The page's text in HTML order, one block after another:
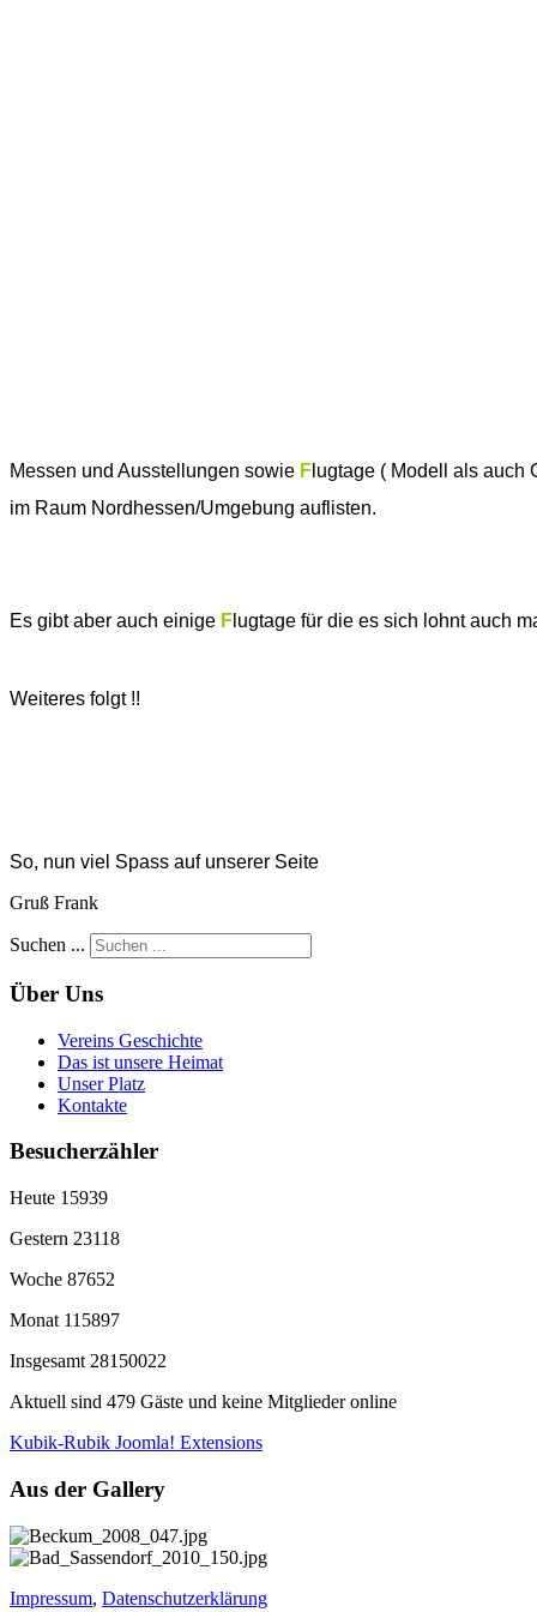
Messen und Ausstellungen sowie F lugtage ( Modell als auch
im Raum Nordhessen/Umgebung auflisten.
Es gibt aber auch einige F lugtage für die es sich lohnt auch
Weiteres folgt!!
So, nun viel Spass auf unserer Seite
Gruß Frank
Suchen ...
Über Uns
Vereins Geschichte
Das ist unsere Heimat
Unser Platz
Kontakte
Besucherzähler
Heute 15939
Gestern 23118
Woche 87652
Monat 115897
Insgesamt 28150022
Aktuell sind 479 Gäste und keine Mitglieder online
Kubik-Rubik Joomla! Extensions
Aus der Gallery
Impressum, Datenschutzerklärung